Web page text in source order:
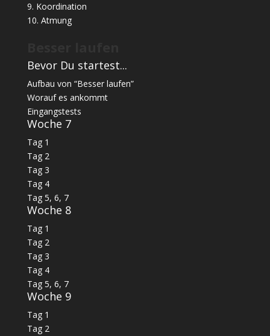
9. Koordination
10. Atmung
Bevor Du startest...
Aufbau von “Besser laufen”
Worauf es ankommt
Eingangstests
Woche 7
Tag 1
Tag 2
Tag 3
Tag 4
Tag 5, 6, 7
Woche 8
Tag 1
Tag 2
Tag 3
Tag 4
Tag 5, 6, 7
Woche 9
Tag 1
Tag 2